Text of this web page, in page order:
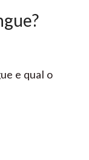
e qual o